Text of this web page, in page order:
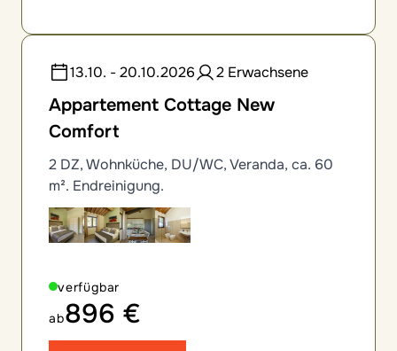
13.10. - 20.10.2026 2 Erwachsene
Appartement Cottage New
Comfort
2 DZ, Wohnküche, DU/WC, Veranda, ca. 60
m². Endreinigung.
verfügbar
ab896 €